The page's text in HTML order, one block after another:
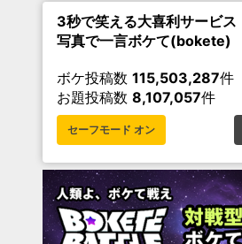
3秒で笑える大喜利サービス
写真で一言ボケて(bokete)
ボケ投稿数 115,503,287件
お題投稿数 8,107,057件
セーフモード オン